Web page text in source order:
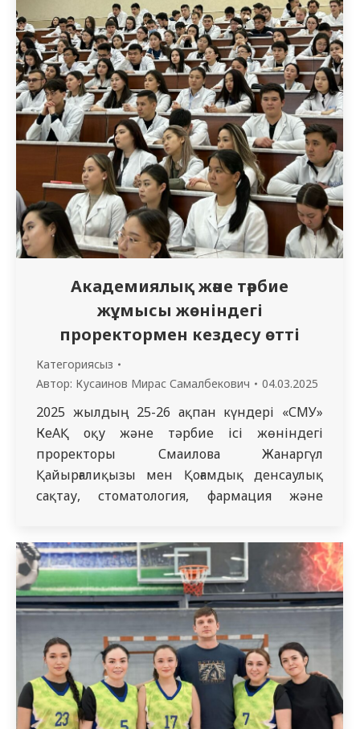
Академиялық және тәрбие
жұмысы жөніндегі
проректормен кездесу өтті
Категориясыз
Автор: Кусаинов Мирас Самалбекович 04.03.2025
2025 жылдың 25-26 ақпан күндері «СМУ»
КеАҚ оқу және тәрбие ісі жөніндегі
проректоры Смаилова Жанаргүл
Қайырғалиқызы мен Қоғамдық денсаулық
сақтау, стоматология, фармация және
барысында Смаилова Ж.Қ. білім
алушылардың академиялық өміріндегі
бірнеше маңызды сәттерге тоқталды. Ол ең
алдымен студенттердің университеттің
бет-бейнесі екенін, олардың сыртқы
келбеті мен…